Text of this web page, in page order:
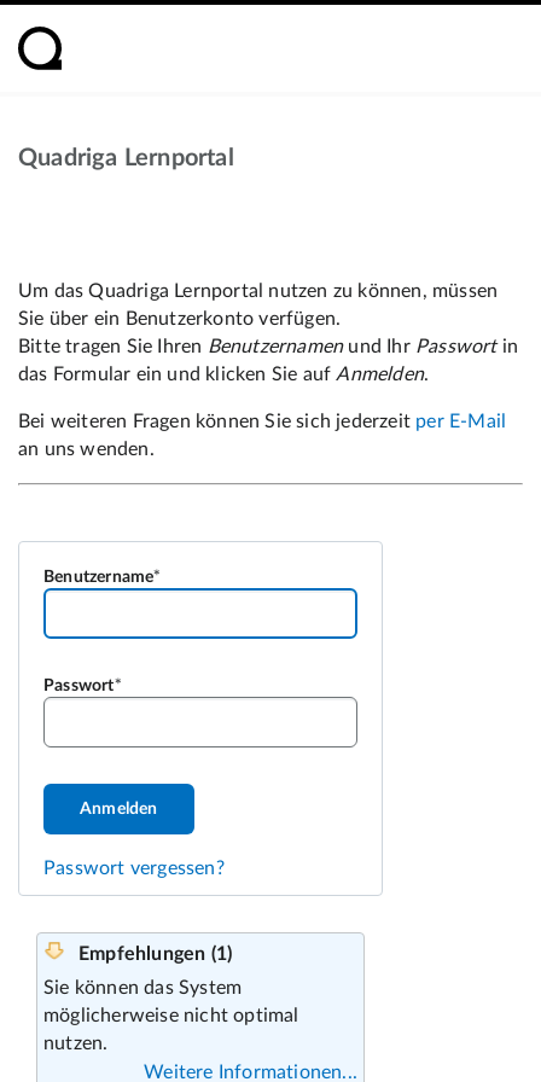
Quadriga Lernportal
Benutzername
Passwort
Anmelden
Passwort vergessen?